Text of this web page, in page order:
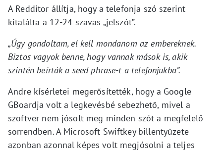
A Redditor állítja, hogy a telefonja szó szerint
kitalálta a 12-24 szavas „jelszót”.
„Úgy gondoltam, el kell mondanom az embereknek.
Biztos vagyok benne, hogy vannak mások is, akik
szintén beírták a seed phrase-t a telefonjukba”.
Andre kísérletei megerősítették, hogy a Google
GBoardja volt a legkevésbé sebezhető, mivel a
szoftver nem jósolt meg minden szót a megfelelő
sorrendben. A Microsoft Swiftkey billentyűzete
azonban azonnal képes volt megjósolni a teljes